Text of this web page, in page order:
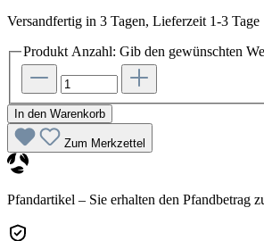
Versandfertig in 3 Tagen, Lieferzeit 1-3 Tage
Produkt Anzahl: Gib den gewünschten
In den Warenkorb
Zum Merkzettel
Pfandartikel – Sie erhalten den Pfandbetrag